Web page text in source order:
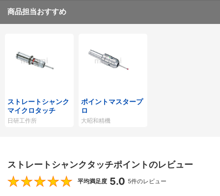
商品担当おすすめ
ストレートシャンク
マイクロタッチ
日研工作所
ポイントマスタープ
ロ
大昭和精機
ストレートシャンクタッチポイントのレビュー
5
平均満足度 5.0 5件のレビュー